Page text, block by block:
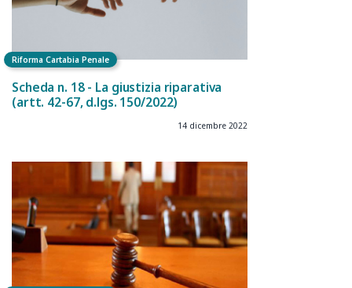
Riforma Cartabia Penale
Scheda n. 18 - La giustizia riparativa
(artt. 42-67, d.lgs. 150/2022)
14 dicembre 2022